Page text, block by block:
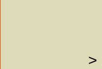
>